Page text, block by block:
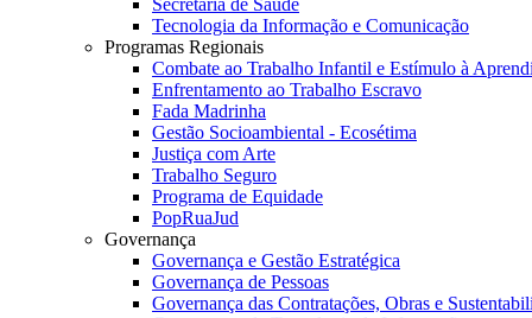
Secretaria de Saúde
Tecnologia da Informação e Comunicação
Programas Regionais
Combate ao Trabalho Infantil e Estímulo à
Enfrentamento ao Trabalho Escravo
Fada Madrinha
Gestão Socioambiental - Ecosétima
Justiça com Arte
Trabalho Seguro
Programa de Equidade
PopRuaJud
Governança
Governança e Gestão Estratégica
Governança de Pessoas
Governança das Contratações, Obras e